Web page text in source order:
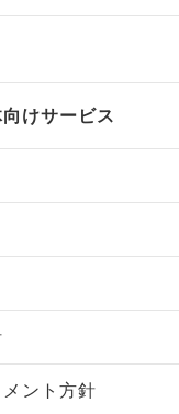
けサービス
ント方針